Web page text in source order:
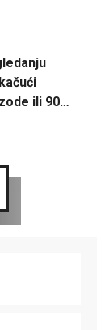
ili 90…